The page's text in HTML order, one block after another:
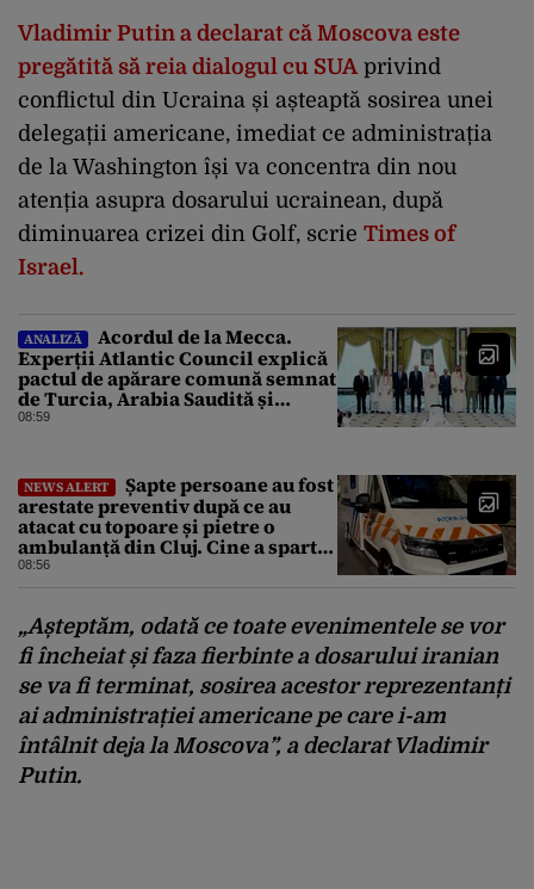
Vladimir Putin a declarat că Moscova este
pregătită să reia dialogul cu SUA privind
conflictul din Ucraina și așteaptă sosirea unei
delegații americane, imediat ce administrația
de la Washington își va concentra din nou
atenția asupra dosarului ucrainean, după
diminuarea crizei din Golf, scrie Times of
Israel.
ANALIZĂ
Acordul de la Mecca.
Experții Atlantic Council explică
pactul de apărare comună semnat
de Turcia, Arabia Saudită și
Pakistan
08:59
NEWS ALERT
Șapte persoane au fost
arestate preventiv după ce au
atacat cu topoare și pietre o
ambulanță din Cluj. Cine a spart
parbrizul și l-a rănit pe șofer
08:56
„Așteptăm, odată ce toate evenimentele se vor
fi încheiat și faza fierbinte a dosarului iranian
se va fi terminat, sosirea acestor reprezentanți
ai administrației americane pe care i-am
întâlnit deja la Moscova”, a declarat Vladimir
Putin.